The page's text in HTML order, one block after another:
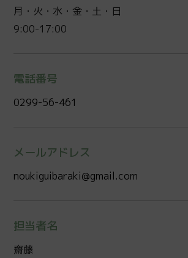
月・火・水・金・土・日
9:00-17:00
電話番号
0299-56-461
メールアドレス
noukiguibaraki@gmail.com
担当者名
齋藤